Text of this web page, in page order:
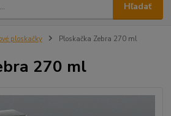
Hľadať
ploskačky Ploskačka Zebra 270 ml
270 ml